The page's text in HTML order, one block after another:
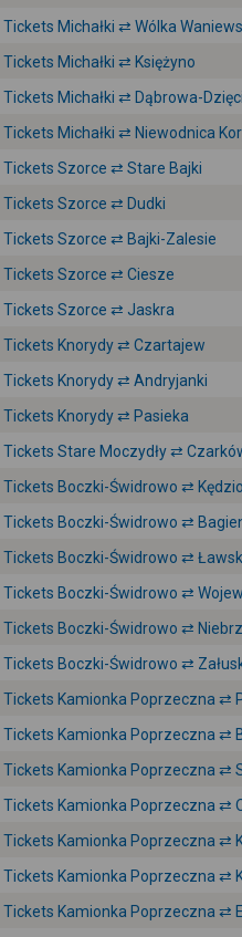
Tickets Michałki ⇄ Wólka
Tickets Michałki ⇄ Księżyno
Tickets Michałki ⇄ Dąbrowa-
Tickets Michałki ⇄ Niewodnica
Tickets Szorce ⇄ Stare Bajki
Tickets Szorce ⇄ Dudki
Tickets Szorce ⇄ Bajki-Zalesie
Tickets Szorce ⇄ Ciesze
Tickets Szorce ⇄ Jaskra
Tickets Knorydy ⇄ Czartajew
Tickets Knorydy ⇄ Andryjanki
Tickets Knorydy ⇄ Pasieka
Tickets Stare Moczydły ⇄
Tickets Boczki-Świdrowo ⇄
Tickets Boczki-Świdrowo ⇄
Tickets Boczki-Świdrowo ⇄ Ławsk
Tickets Boczki-Świdrowo ⇄
Tickets Boczki-Świdrowo ⇄
Tickets Boczki-Świdrowo ⇄
Tickets Kamionka Poprzeczna ⇄
Tickets Kamionka Poprzeczna ⇄
Tickets Kamionka Poprzeczna ⇄
Tickets Kamionka Poprzeczna ⇄
Tickets Kamionka Poprzeczna ⇄
Tickets Kamionka Poprzeczna ⇄
Tickets Kamionka Poprzeczna ⇄